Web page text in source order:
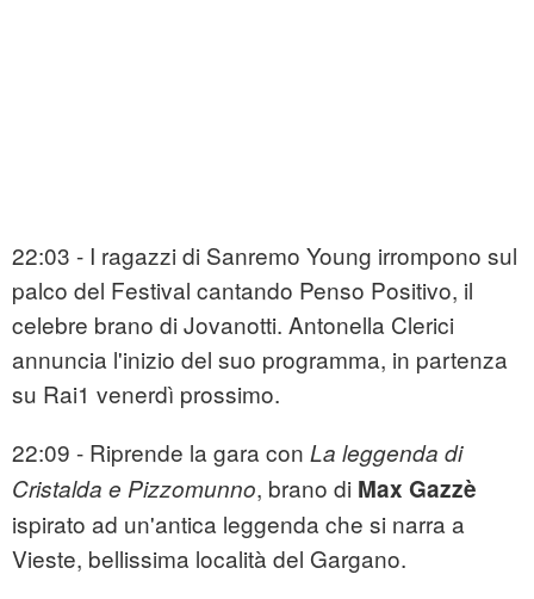
22:03 - I ragazzi di Sanremo Young irrompono sul
palco del Festival cantando Penso Positivo, il
celebre brano di Jovanotti. Antonella Clerici
annuncia l'inizio del suo programma, in partenza
su Rai1 venerdì prossimo.
22:09 - Riprende la gara con La leggenda di
Cristalda e Pizzomunno, brano di Max Gazzè
ispirato ad un'antica leggenda che si narra a
Vieste, bellissima località del Gargano.